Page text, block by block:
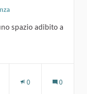
spazio adibito a
0 0